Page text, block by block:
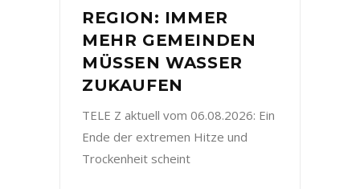
REGION: IMMER
MEHR GEMEINDEN
MÜSSEN WASSER
ZUKAUFEN
TELE Z aktuell vom 06.08.2026: Ein
Ende der extremen Hitze und
Trockenheit scheint